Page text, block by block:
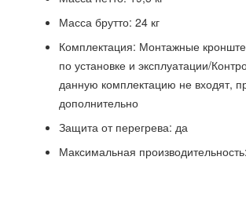
Масса брутто: 24 кг
Комплектация: Монтажные
по установке и эксплуатации/
данную комплектацию не входят,
дополнительно
Защита от перегрева: да
Максимальная